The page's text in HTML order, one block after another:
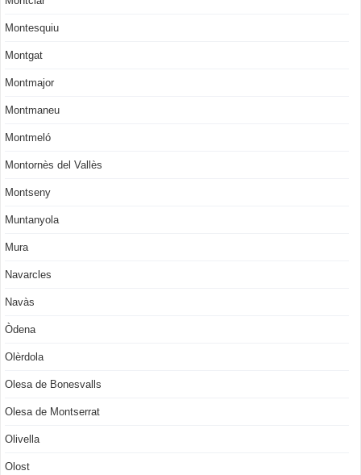
Montesquiu
Montgat
Montmajor
Montmaneu
Montmeló
Montornès del Vallès
Montseny
Muntanyola
Mura
Navarcles
Navàs
Òdena
Olèrdola
Olesa de Bonesvalls
Olesa de Montserrat
Olivella
Olost